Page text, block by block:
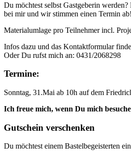
Du möchtest selbst Gastgeberin
bei mir und wir stimmen einen Termin ab!
Materialumlage pro Teilnehmer incl.
Infos dazu und das Kontaktformular
Oder Du rufst mich an: 0431/2068298
Termine:
Sonntag, 31.Mai ab 10h auf dem
Ich freue mich, wenn Du mich
Gutschein verschenken
Du möchtest einem Bastelbegeisterten